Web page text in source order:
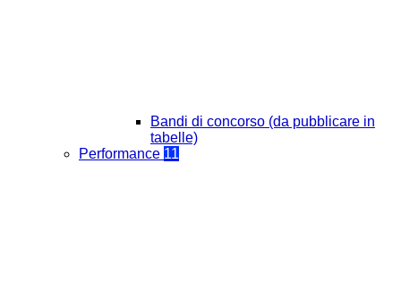
Bandi di concorso (da pubblicare in
tabelle)
Performance 11